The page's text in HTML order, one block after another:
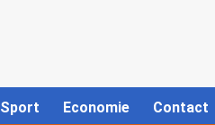
Sport Economie Contact